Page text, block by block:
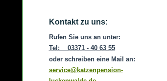
Kontakt zu uns:
Rufen Sie uns an unter:
Tel: 03371 - 40 63 55
oder schreiben eine Mail an:
service@katzenpension-